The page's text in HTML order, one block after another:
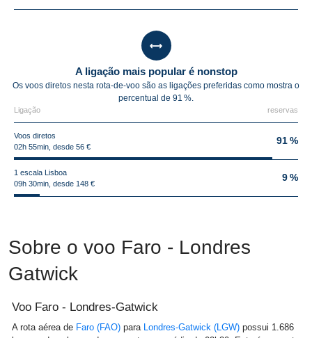
A ligação mais popular é nonstop
Os voos diretos nesta rota-de-voo são as ligações preferidas como mostra o
percentual de 91 %.
Ligação reservas
Voos diretos
02h 55min, desde 56 €
91 %
1 escala Lisboa
09h 30min, desde 148 €
9 %
Sobre o voo Faro - Londres
Gatwick
Voo Faro - Londres-Gatwick
A rota aérea de Faro (FAO) para Londres-Gatwick (LGW) possui 1.686